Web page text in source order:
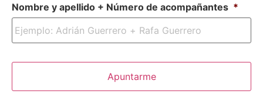
Nombre y apellido + Número de acompañantes *